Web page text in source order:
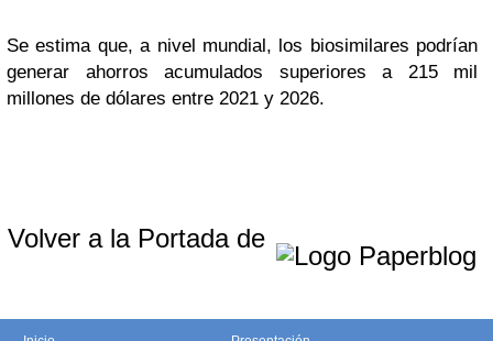
Se estima que, a nivel mundial, los biosimilares podrían
generar ahorros acumulados superiores a 215 mil
millones de dólares entre 2021 y 2026.
Volver a la Portada de